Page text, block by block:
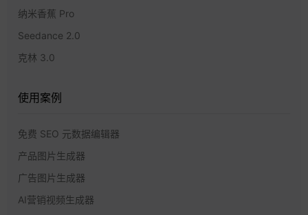
纳米香蕉 Pro
Seedance 2.0
克林 3.0
使用案例
免费 SEO 元数据编辑器
产品图片生成器
广告图片生成器
AI营销视频生成器